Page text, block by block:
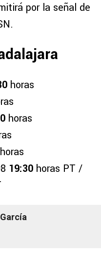
por la señal de
horas
horas
horas
19:30 horas PT /